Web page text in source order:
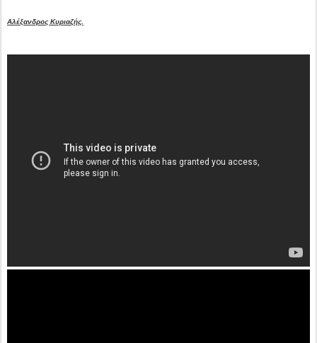
Αλέξανδρος Κυριαζής.